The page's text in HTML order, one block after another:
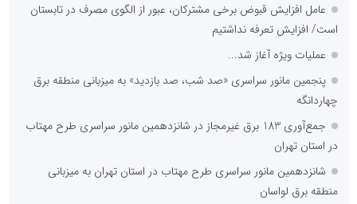
عامل افزایش قبوض برخی مشترکان، عبور از الگوی مصرف در تابستان
است/ افزایش تعرفه نداشتیم
عملیات ویژه آغاز شد...
پنجمین مانور سراسری «صد شب، صد بازدید» به میزبانی منطقه برق
چهاردانگه
جمع‌آوری 183 برق غیرمجاز در شانزدهمین مانور سراسری طرح مهتاب
در استان تهران
شانزدهمین مانور سراسری طرح مهتاب در استان تهران به میزبانی
منطقه برق لواسان